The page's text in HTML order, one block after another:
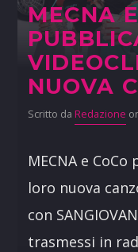
MECNA
NUOVA
Scritto da Redazione
MECNA e
loro nuova
con
trasmessi in